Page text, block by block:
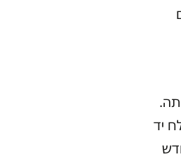
אותה.
יד